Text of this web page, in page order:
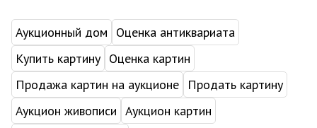
Аукционный дом
Оценка антиквариата
Купить картину Оценка картин
Продажа картин на аукционе
Продать картину
Аукцион живописи Аукцион картин